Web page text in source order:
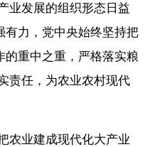
业发展的组织形态日益
有力，党中央始终坚持把
的重中之重，严格落实粮
责任，为农业农村现代
农业建成现代化大产业